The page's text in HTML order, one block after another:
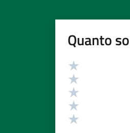
Quanto
Valutazione